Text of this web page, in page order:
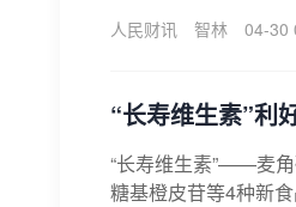
人民财讯
智林 04-30
“长寿维生素”利
“长寿维生素”——麦
糖基橙皮苷等4种新